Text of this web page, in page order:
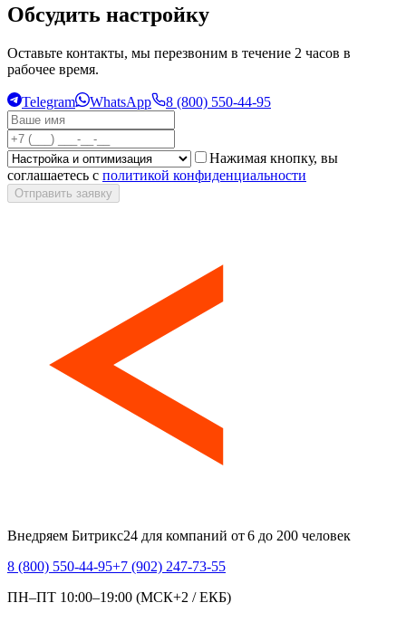
Обсудить настройку
Оставьте контакты, мы перезвоним в течение 2 часов в
рабочее время.
Telegram WhatsApp 8 (800) 550-44-95
Нажимая кнопку, вы
соглашаетесь с политикой конфиденциальности
Отправить заявку
Внедряем Битрикс24 для компаний от 6 до 200 человек
8 (800) 550-44-95+7 (902) 247-73-55
ПН–ПТ 10:00–19:00 (МСК+2 / ЕКБ)